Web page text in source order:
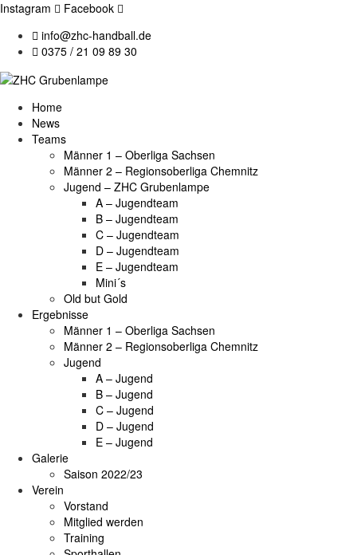
Instagram
Facebook
info@zhc-handball.de
0375 / 21 09 89 30
Home
News
Teams
Männer 1 – Oberliga Sachsen
Männer 2 – Regionsoberliga Chemnitz
Jugend – ZHC Grubenlampe
A – Jugendteam
B – Jugendteam
C – Jugendteam
D – Jugendteam
E – Jugendteam
Mini´s
Old but Gold
Ergebnisse
Männer 1 – Oberliga Sachsen
Männer 2 – Regionsoberliga Chemnitz
Jugend
A – Jugend
B – Jugend
C – Jugend
D – Jugend
E – Jugend
Galerie
Saison 2022/23
Verein
Vorstand
Mitglied werden
Training